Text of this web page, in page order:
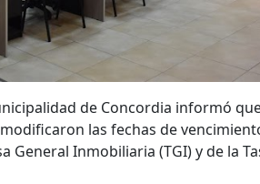
de Concordia informó
las fechas de
General Inmobiliaria (TGI) y de la